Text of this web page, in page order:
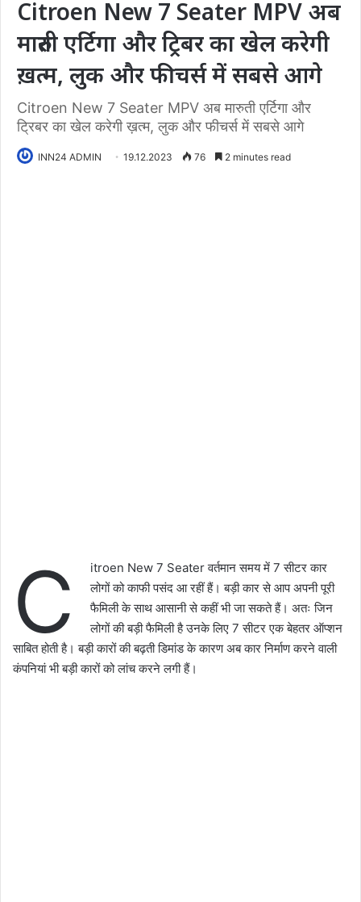
Citroen New 7 Seater MPV अब
मारुती एर्टिगा और ट्रिबर का खेल करेगी
ख़त्म, लुक और फीचर्स में सबसे आगे
Citroen New 7 Seater MPV अब मारुती एर्टिगा और
ट्रिबर का खेल करेगी ख़त्म, लुक और फीचर्स में सबसे आगे
INN24 ADMIN 19.12.2023 76 2 minutes read
C
itroen New 7 Seater वर्तमान समय में 7 सीटर कार
लोगों को काफी पसंद आ रहीं हैं। बड़ी कार से आप अपनी पूरी
फैमिली के साथ आसानी से कहीं भी जा सकते हैं। अतः जिन
लोगों की बड़ी फैमिली है उनके लिए 7 सीटर एक बेहतर ऑप्शन
साबित होती है। बड़ी कारों की बढ़ती डिमांड के कारण अब कार निर्माण करने वाली
कंपनियां भी बड़ी कारों को लांच करने लगी हैं।